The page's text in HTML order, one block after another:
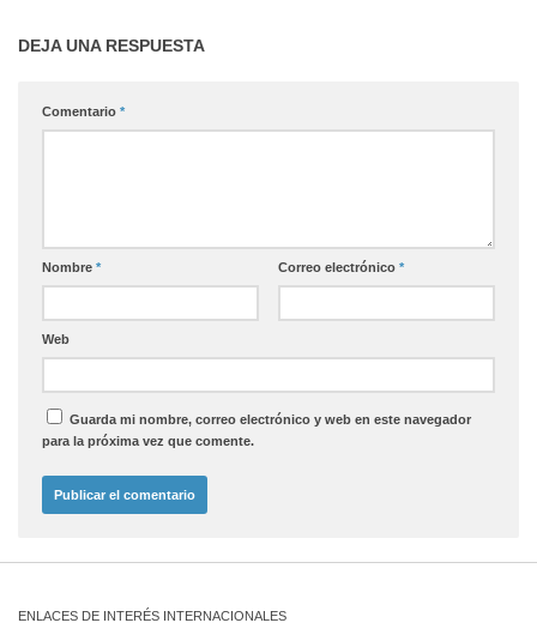
DEJA UNA RESPUESTA
Comentario *
Nombre * Correo electrónico *
Web
Guarda mi nombre, correo electrónico y web en este navegador
para la próxima vez que comente.
ENLACES DE INTERÉS INTERNACIONALES